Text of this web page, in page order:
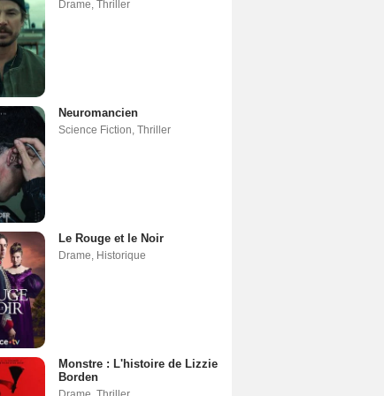
Drame, Thriller
Neuromancien
Science Fiction, Thriller
Le Rouge et le Noir
Drame, Historique
Monstre : L'histoire de Lizzie
Borden